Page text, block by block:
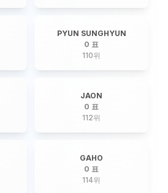
PYUN SUNGHYUN
0 표
110위
JAON
0 표
112위
GAHO
0 표
114위